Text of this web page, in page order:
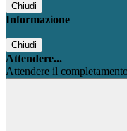
Chiudi
Informazione
Chiudi
Attendere...
Attendere il